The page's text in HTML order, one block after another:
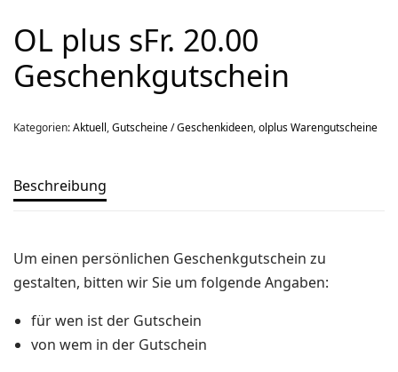
OL plus sFr. 20.00
Geschenkgutschein
Kategorien:Aktuell,Gutscheine / Geschenkideen,olplus Warengutscheine
Beschreibung
Um einen persönlichen Geschenkgutschein zu
gestalten, bitten wir Sie um folgende Angaben:
für wen ist der Gutschein
von wem in der Gutschein
Aktion
Bekleidung
Kartenaufnahme
Medizinische Artikel
OL-Ausrüstung
Schuhe
Ski-OL / Bike-OL